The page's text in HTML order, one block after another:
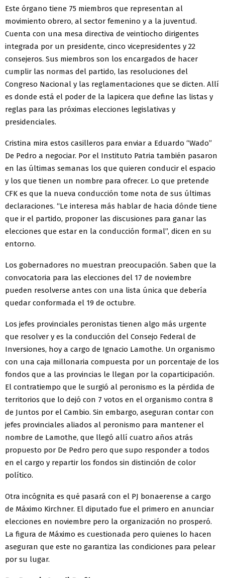
Este órgano tiene 75 miembros que representan al
movimiento obrero, al sector femenino y a la juventud.
Cuenta con una mesa directiva de veintiocho dirigentes
integrada por un presidente, cinco vicepresidentes y 22
consejeros. Sus miembros son los encargados de hacer
cumplir las normas del partido, las resoluciones del
Congreso Nacional y las reglamentaciones que se dicten. Allí
es donde está el poder de la lapicera que define las listas y
reglas para las próximas elecciones legislativas y
presidenciales.
Cristina mira estos casilleros para enviar a Eduardo “Wado”
De Pedro a negociar. Por el Instituto Patria también pasaron
en las últimas semanas los que quieren conducir el espacio
y los que tienen un nombre para ofrecer. Lo que pretende
CFK es que la nueva conducción tome nota de sus últimas
declaraciones. “Le interesa más hablar de hacia dónde tiene
que ir el partido, proponer las discusiones para ganar las
elecciones que estar en la conducción formal”, dicen en su
entorno.
Los gobernadores no muestran preocupación. Saben que la
convocatoria para las elecciones del 17 de noviembre
pueden resolverse antes con una lista única que debería
quedar conformada el 19 de octubre.
Los jefes provinciales peronistas tienen algo más urgente
que resolver y es la conducción del Consejo Federal de
Inversiones, hoy a cargo de Ignacio Lamothe. Un organismo
con una caja millonaria compuesta por un porcentaje de los
fondos que a las provincias le llegan por la coparticipación.
El contratiempo que le surgió al peronismo es la pérdida de
territorios que lo dejó con 7 votos en el organismo contra 8
de Juntos por el Cambio. Sin embargo, aseguran contar con
jefes provinciales aliados al peronismo para mantener el
nombre de Lamothe, que llegó allí cuatro años atrás
propuesto por De Pedro pero que supo responder a todos
en el cargo y repartir los fondos sin distinción de color
político.
Otra incógnita es qué pasará con el PJ bonaerense a cargo
de Máximo Kirchner. El diputado fue el primero en anunciar
elecciones en noviembre pero la organización no prosperó.
La figura de Máximo es cuestionada pero quienes lo hacen
aseguran que este no garantiza las condiciones para pelear
por su lugar.